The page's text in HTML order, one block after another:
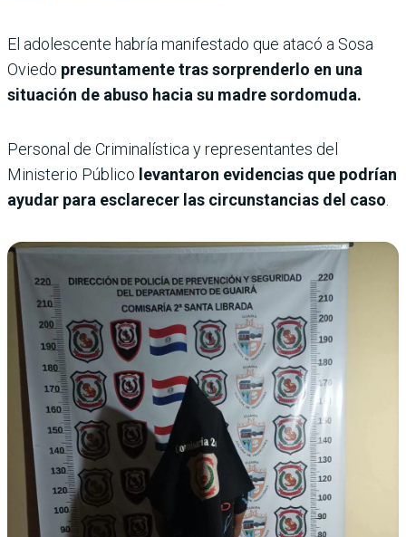
El adolescente habría manifestado que atacó a Sosa
Oviedo presuntamente tras sorprenderlo en una
situación de abuso hacia su madre sordomuda.
Personal de Criminalística y representantes del
Ministerio Público levantaron evidencias que podrían
ayudar para esclarecer las circunstancias del caso